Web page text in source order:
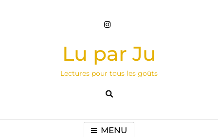
Lu par Ju
Lectures pour tous les goûts
MENU